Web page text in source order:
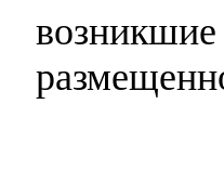
возникшие